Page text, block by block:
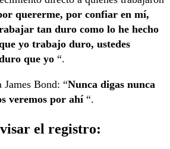
quererme, por confiar en mí,
tan duro como lo he hecho
yo trabajo duro, ustedes
que yo “.
Bond: “Nunca digas nunca
veremos por ahí“.
el registro: